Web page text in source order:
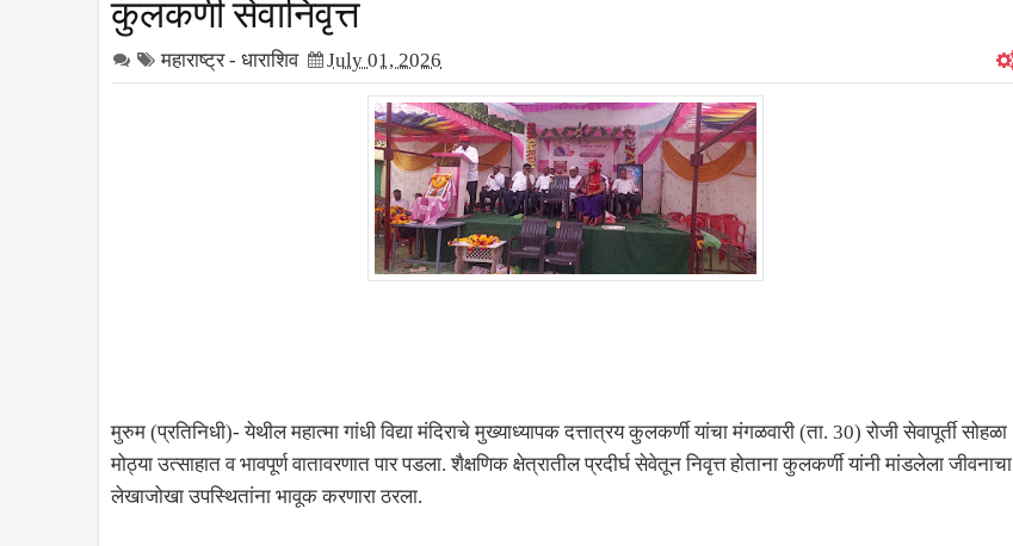
महाराष्ट्र - धाराशिव July 01, 2026
मुरुम (प्रतिनिधी)- येथील महात्मा गांधी विद्या मंदिराचे मुख्याध्यापक दत्तात्रय कुलकर्णी यांचा मंगळवारी (ता. 30) रोजी सेवापूर्ती सोहळा
मोठ्या उत्साहात व भावपूर्ण वातावरणात पार पडला. शैक्षणिक क्षेत्रातील प्रदीर्घ सेवेतून निवृत्त होताना कुलकर्णी यांनी मांडलेला जीवनाचा
लेखाजोखा उपस्थितांना भावूक करणारा ठरला.